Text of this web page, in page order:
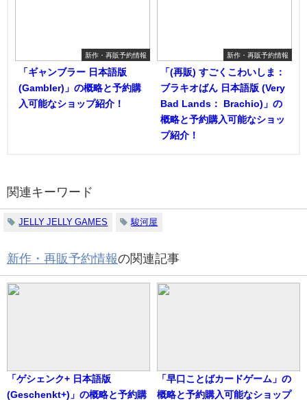
新作・再販予約情報
「ギャンブラー 日本語版
(Gambler)」の概略と予約購
入可能なショップ紹介！
新作・再販予約情報
「(再販) すごくこわいしま：
ブラキオばん 日本語版 (Very
Bad Lands： Brachio)」の
概略と予約購入可能なショッ
プ紹介！
関連キーワード
JELLY JELLY GAMES 駿河屋
新作・再販予約情報の関連記事
「ゲシェンク+ 日本語版
(Geschenkt+)」の概略と予約購
「早口ことばカードゲーム」の
概略と予約購入可能なショップ